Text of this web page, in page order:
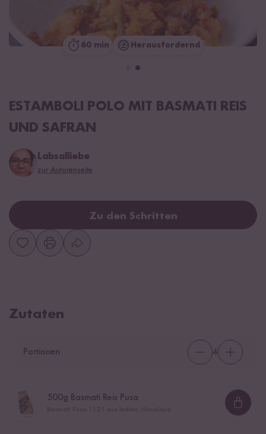
60 min Herausfordernd
ESTAMBOLI POLO MIT BASMATI REIS
UND SAFRAN
Labsalliebe
zur Autorenseite
Zu den Schritten
Zutaten
Portionen 4
500g Basmati Reis Pusa